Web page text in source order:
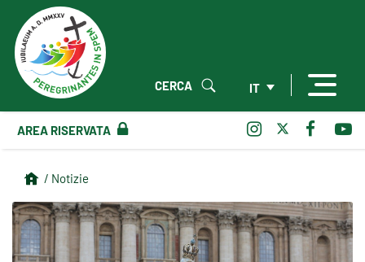
IT
CERCA
AREA RISERVATA
/ Notizie